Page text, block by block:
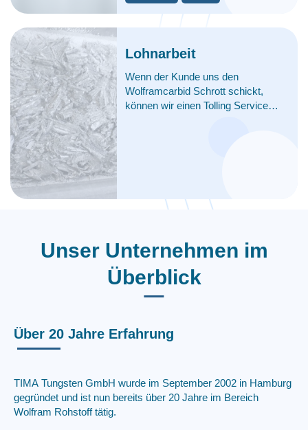
2019/1020 .
Lohnarbeit
Wenn der Kunde uns den
Wolframcarbid Schrott schickt,
können wir einen Tolling Service
Wolframkarbidpulver aus den
Unser Unternehmen im
Überblick
Über 20 Jahre Erfahrung
TIMA Tungsten GmbH wurde im September 2002 in Hamburg
gegründet und ist nun bereits über 20 Jahre im Bereich
Wolfram Rohstoff tätig.